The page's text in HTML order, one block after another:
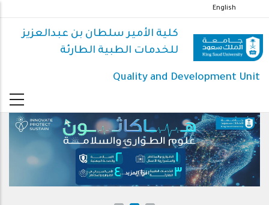
المحتوى
الرئيسي
English
كلية الأمير سلطان بن عبدالعزيز
للخدمات الطبية الطارئة
Quality and Development Unit
اقرأ المزيد...